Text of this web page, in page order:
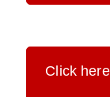
Click